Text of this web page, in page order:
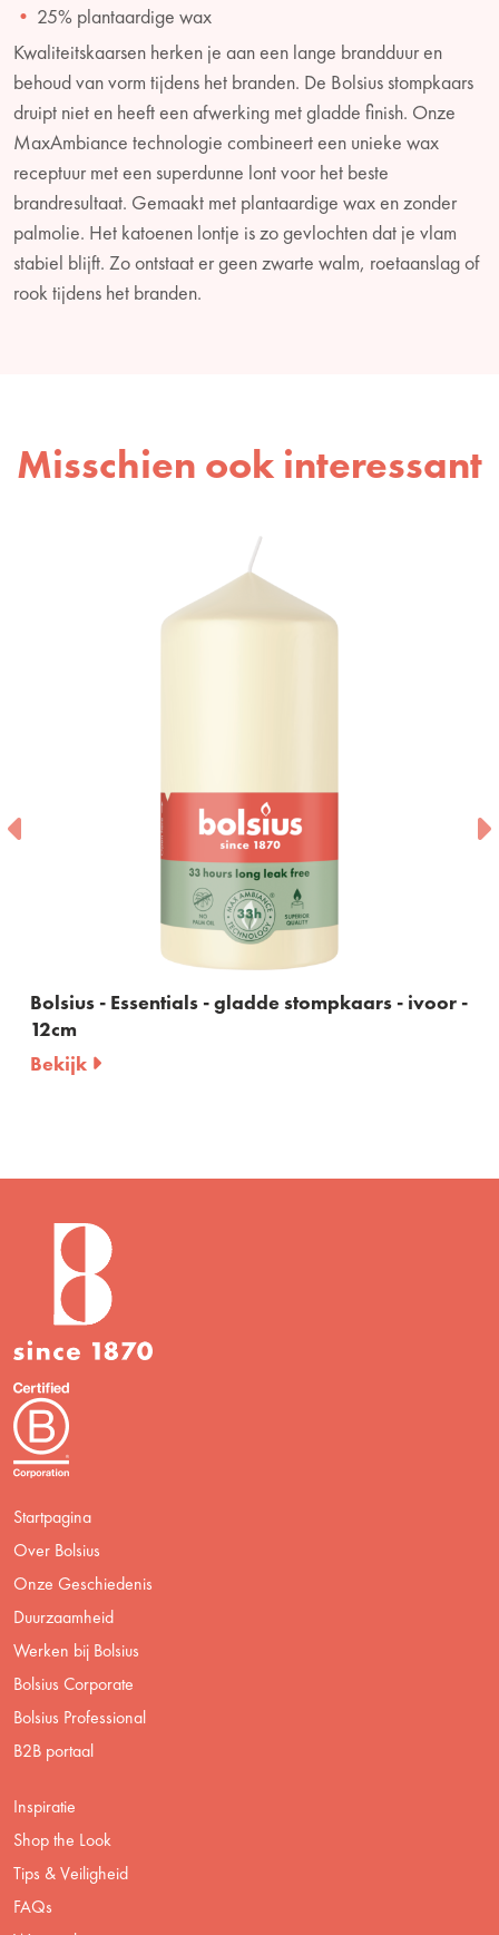
25% plantaardige wax
Kwaliteitskaarsen herken je aan een lange brandduur en
behoud van vorm tijdens het branden. De Bolsius stompkaars
druipt niet en heeft een afwerking met gladde finish. Onze
MaxAmbiance technologie combineert een unieke wax
receptuur met een superdunne lont voor het beste
brandresultaat. Gemaakt met plantaardige wax en zonder
palmolie. Het katoenen lontje is zo gevlochten dat je vlam
stabiel blijft. Zo ontstaat er geen zwarte walm, roetaanslag of
rook tijdens het branden.
Misschien ook interessant
Bolsius - Essentials - gladde stompkaars - ivoor -
12cm
Bekijk
Startpagina
Over Bolsius
Onze Geschiedenis
Duurzaamheid
Werken bij Bolsius
Bolsius Corporate
Bolsius Professional
B2B portaal
Inspiratie
Shop the Look
Tips & Veiligheid
FAQs